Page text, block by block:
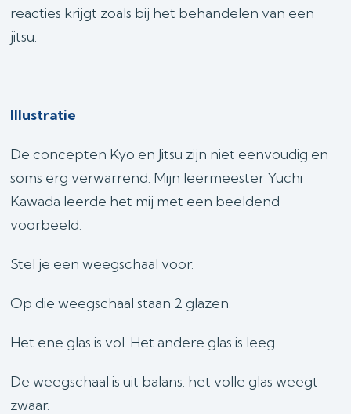
reacties krijgt zoals bij het behandelen van een
jitsu.
Illustratie
De concepten Kyo en Jitsu zijn niet eenvoudig en
soms erg verwarrend. Mijn leermeester Yuchi
Kawada leerde het mij met een beeldend
voorbeeld:
Stel je een weegschaal voor.
Op die weegschaal staan 2 glazen.
Het ene glas is vol. Het andere glas is leeg.
De weegschaal is uit balans: het volle glas weegt
zwaar.